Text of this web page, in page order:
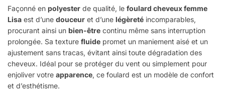
Façonné en polyester de qualité, le foulard cheveux femme
Lisa est d’une douceur et d’une légèreté incomparables,
procurant ainsi un bien-être continu même sans interruption
prolongée. Sa texture fluide promet un maniement aisé et un
ajustement sans tracas, évitant ainsi toute dégradation des
cheveux. Idéal pour se protéger du vent ou simplement pour
enjoliver votre apparence, ce foulard est un modèle de confort
et d’esthétisme.